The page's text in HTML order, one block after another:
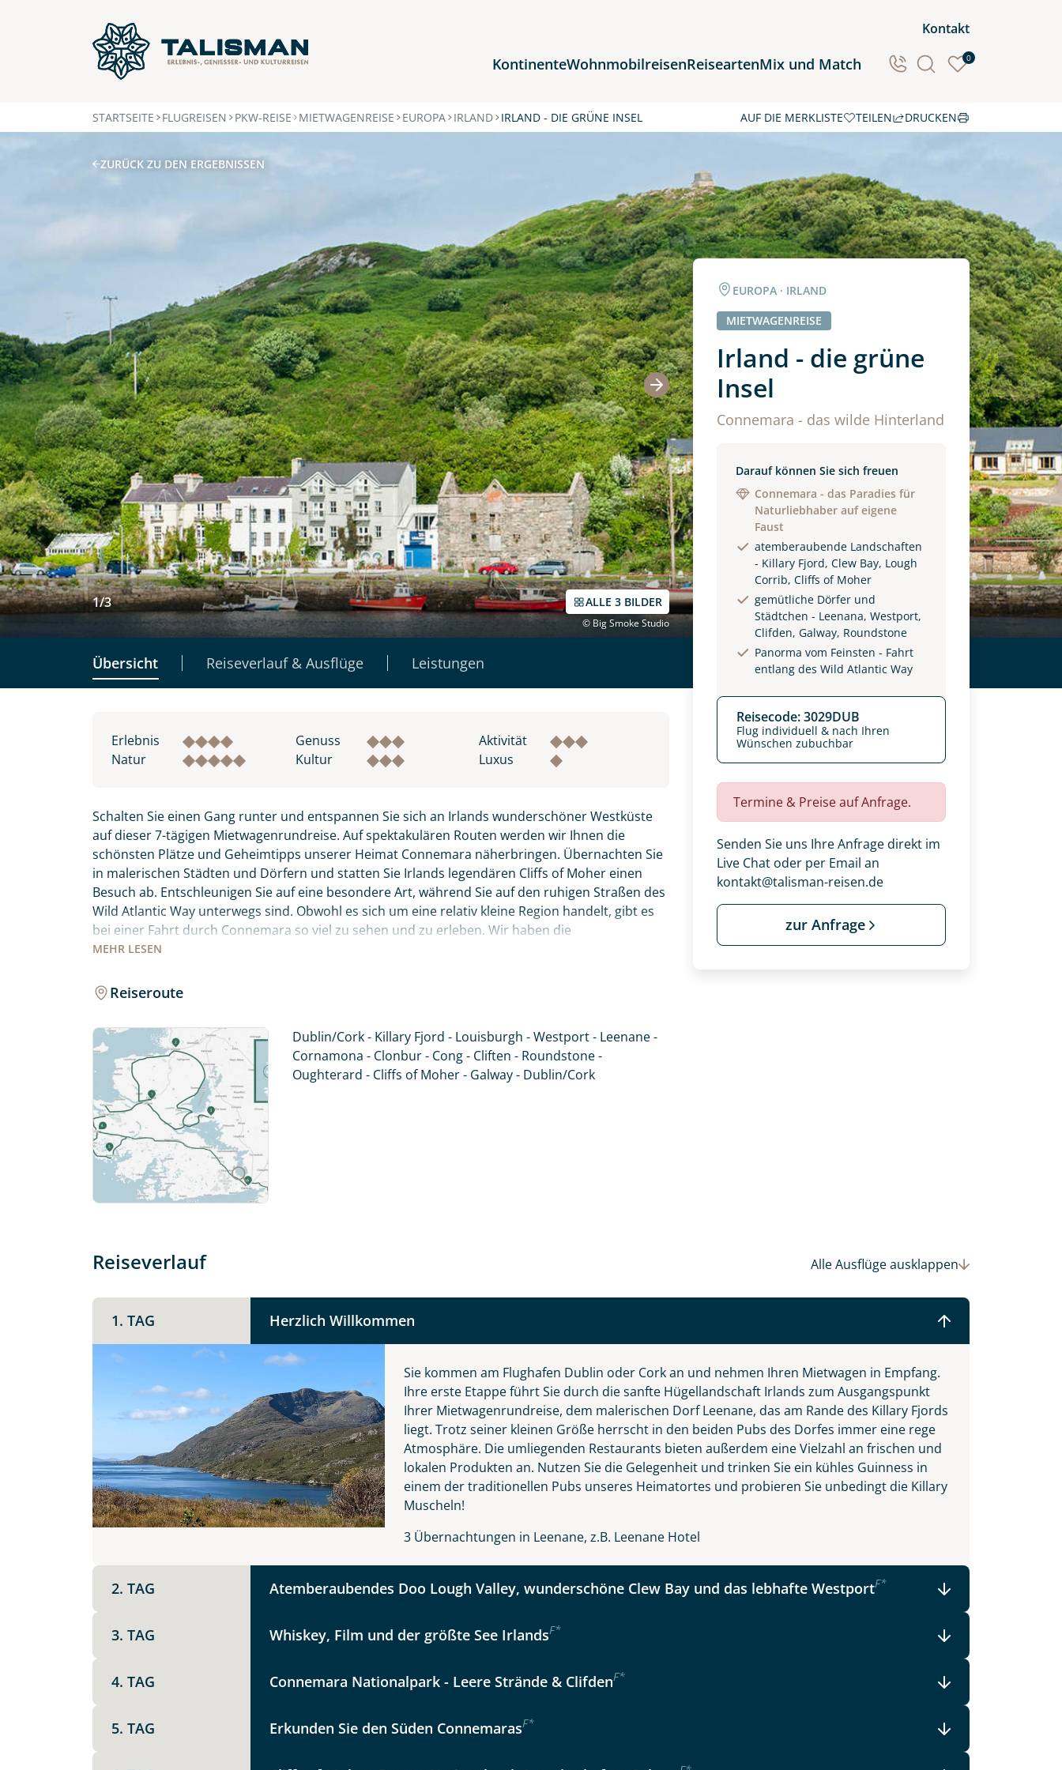
Kontakt
KontinenteWohnmobilreisenReiseartenMix und Match 0
Merkliste
Keine Reisen auf der Merkliste
Reiseziele
Nordamerika
STARTSEITE FLUGREISEN PKW-REISE MIETWAGENREISE EUROPA IRLAND IRLAND - DIE GRÜNE INSEL AUF DIE MERKLISTE TEILEN
Teile diese Reise
Irland - die grüne Insel
Facebook Instagram
WhatsApp
Telegram per E-Mail senden
DRUCKEN
ZURÜCK ZU DEN ERGEBNISSEN
1/3 ALLE 3 BILDER
© Big Smoke Studio
Übersicht Reiseverlauf & Ausflüge Leistungen
EUROPA · IRLAND
MIETWAGENREISE
Irland - die grüne
Insel
Connemara - das wilde Hinterland
Darauf können Sie sich freuen
Connemara - das Paradies für
Naturliebhaber auf eigene
Faust
atemberaubende Landschaften
- Killary Fjord, Clew Bay, Lough
Corrib, Cliffs of Moher
gemütliche Dörfer und
Städtchen - Leenana, Westport,
Clifden, Galway, Roundstone
Panorma vom Feinsten - Fahrt
entlang des Wild Atlantic Way
Reisecode: 3029DUB
Flug individuell & nach Ihren
Wünschen zubuchbar
Termine & Preise auf Anfrage.
Senden Sie uns Ihre Anfrage direkt im
Live Chat oder per Email an
kontakt@talisman-reisen.de
zur Anfrage
Erlebnis Genuss
Aktivität
Natur
Kultur Luxus
MEHR LESEN
Schalten Sie einen Gang runter und entspannen Sie sich an Irlands wunderschöner Westküste
auf dieser 7-tägigen Mietwagenrundreise. Auf spektakulären Routen werden wir Ihnen die
schönsten Plätze und Geheimtipps unserer Heimat Connemara näherbringen. Übernachten Sie
in malerischen Städten und Dörfern und statten Sie Irlands legendären Cliffs of Moher einen
Besuch ab. Entschleunigen Sie auf eine besondere Art, während Sie auf den ruhigen Straßen des
Wild Atlantic Way unterwegs sind. Obwohl es sich um eine relativ kleine Region handelt, gibt es
bei einer Fahrt durch Connemara so viel zu sehen und zu erleben. Wir haben die
spektakulärsten Routen für Sie ausgewählt - durch einsame Täler und an Irlands einzigem Fjord
Fahren Sie entlang der berühmtesten und atemberaubendsten Küstenroute Irlands - dem Wild
Reiseroute
Dublin/Cork - Killary Fjord - Louisburgh - Westport - Leenane -
Cornamona - Clonbur - Cong - Cliften - Roundstone -
Oughterard - Cliffs of Moher - Galway - Dublin/Cork
Reiseverlauf Alle Ausflügeausklappen
1. TAG Herzlich Willkommen
Sie kommen am Flughafen Dublin oder Cork an und nehmen Ihren Mietwagen in Empfang.
Ihre erste Etappe führt Sie durch die sanfte Hügellandschaft Irlands zum Ausgangspunkt
Ihrer Mietwagenrundreise, dem malerischen Dorf Leenane, das am Rande des Killary Fjords
liegt. Trotz seiner kleinen Größe herrscht in den beiden Pubs des Dorfes immer eine rege
Atmosphäre. Die umliegenden Restaurants bieten außerdem eine Vielzahl an frischen und
lokalen Produkten an. Nutzen Sie die Gelegenheit und trinken Sie ein kühles Guinness in
einem der traditionellen Pubs unseres Heimatortes und probieren Sie unbedingt die Killary
Muscheln!
3 Übernachtungen in Leenane, z.B. Leenane Hotel
2. TAG Atemberaubendes Doo Lough Valley, wunderschöne Clew Bay und das lebhafte WestportF*
3. TAG Whiskey, Film und der größte See IrlandsF*
4. TAG Connemara Nationalpark - Leere Strände & ClifdenF*
5. TAG Erkunden Sie den Süden ConnemarasF*
Individuelle Anfrage
Herzlichen Dank für Ihre Kontaktaufnahme! Ihr Urlaub - so individuell wie Sie. Teilen Sie uns Ihre Wunschtermine für die Reise
mit. Wir prüfen die Verfügbarkeit und kontaktieren Sie, um alles Weitere zu besprechen. Gemeinsam gestalten wir Ihre
Traumreise.
Persönliche Daten
Vorname
Anzahl Erwachsener Anzahl Kinder Alter
Unterkunft
DZ
EZ Familienzimmer
Reisebeginn
Option 1
Weitere Informationen